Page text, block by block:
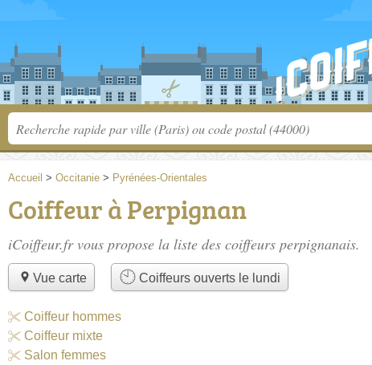
Accueil > Occitanie > Pyrénées-Orientales
Coiffeur à Perpignan
iCoiffeur.fr vous propose la liste des coiffeurs perpignanais.
Vue carte Coiffeurs ouverts le lundi
Coiffeur hommes
Coiffeur mixte
Salon femmes